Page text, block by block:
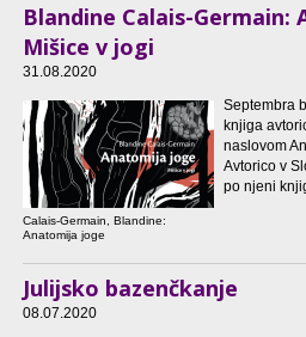
Blandine Calais-Germain:
Mišice v jogi
31.08.2020
Calais-Germain, Blandine:
Anatomija joge
Septembra
knjiga
naslovom
Avtorico v
po njeni
Julijsko bazenčkanje
08.07.2020